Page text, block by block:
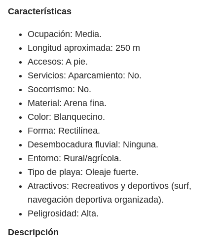
Características
Ocupación: Media.
Longitud aproximada: 250 m
Accesos: A pie.
Servicios: Aparcamiento: No.
Socorrismo: No.
Material: Arena fina.
Color: Blanquecino.
Forma: Rectilínea.
Desembocadura fluvial: Ninguna.
Entorno: Rural/agrícola.
Tipo de playa: Oleaje fuerte.
Atractivos: Recreativos y deportivos (surf,
navegación deportiva organizada).
Peligrosidad: Alta.
Descripción